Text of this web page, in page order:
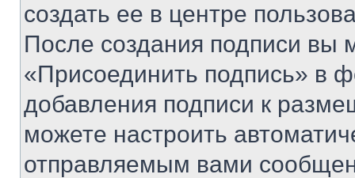
создать ее в центре
После создания подписи вы
«Присоединить подпись» в
добавления подписи к
можете настроить
отправляемым вами